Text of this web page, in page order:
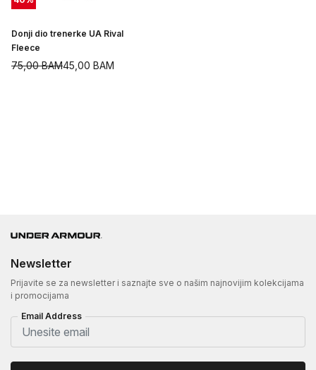
Donji dio trenerke UA Rival
Fleece
45,00 BAM
75,00BAM
Newsletter
Prijavite se za newsletter i saznajte sve o našim najnovijim kolekcijama
i promocijama
Email Address